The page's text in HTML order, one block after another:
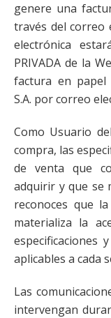
genere una
través del correo
electrónica
PRIVADA de la
factura en papel
S.A. por correo
Como Usuario
compra, las
de venta que
adquirir y que se
reconoces que
materializa la
especificaciones
aplicables a cada
Las
intervengan